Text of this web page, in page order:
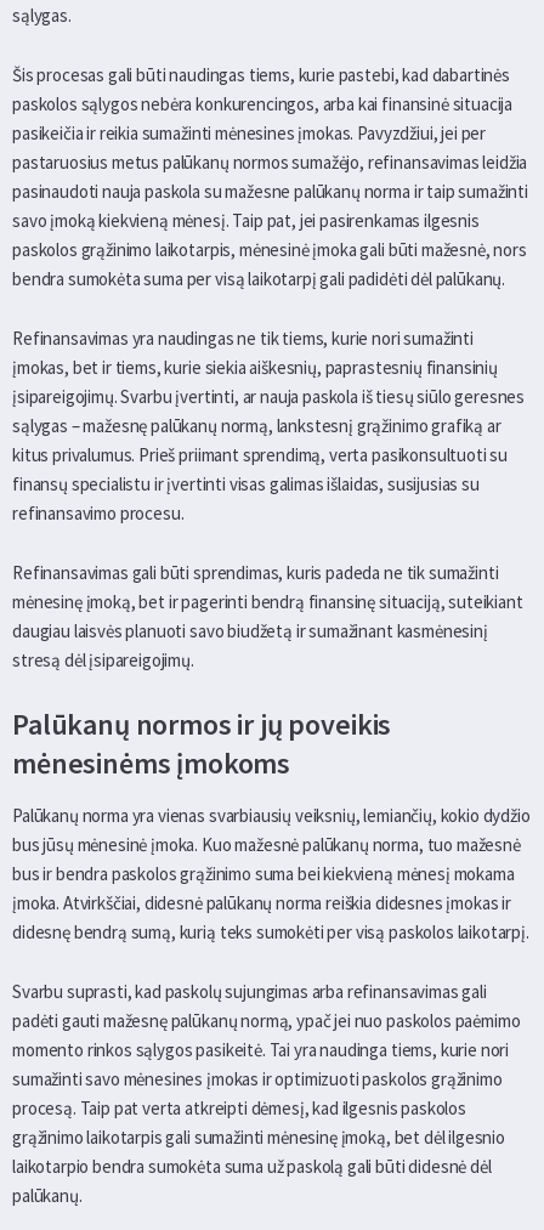
sąlygas.
Šis procesas gali būti naudingas tiems, kurie pastebi, kad dabartinės
paskolos sąlygos nebėra konkurencingos, arba kai finansinė situacija
pasikeičia ir reikia sumažinti mėnesines įmokas. Pavyzdžiui, jei per
pastaruosius metus palūkanų normos sumažėjo, refinansavimas leidžia
pasinaudoti nauja paskola su mažesne palūkanų norma ir taip sumažinti
savo įmoką kiekvieną mėnesį. Taip pat, jei pasirenkamas ilgesnis
paskolos grąžinimo laikotarpis, mėnesinė įmoka gali būti mažesnė, nors
bendra sumokėta suma per visą laikotarpį gali padidėti dėl palūkanų.
Refinansavimas yra naudingas ne tik tiems, kurie nori sumažinti
įmokas, bet ir tiems, kurie siekia aiškesnių, paprastesnių finansinių
įsipareigojimų. Svarbu įvertinti, ar nauja paskola iš tiesų siūlo geresnes
sąlygas – mažesnę palūkanų normą, lankstesnį grąžinimo grafiką ar
kitus privalumus. Prieš priimant sprendimą, verta pasikonsultuoti su
finansų specialistu ir įvertinti visas galimas išlaidas, susijusias su
refinansavimo procesu.
Refinansavimas gali būti sprendimas, kuris padeda ne tik sumažinti
mėnesinę įmoką, bet ir pagerinti bendrą finansinę situaciją, suteikiant
daugiau laisvės planuoti savo biudžetą ir sumažinant kasmėnesinį
stresą dėl įsipareigojimų.
Palūkanų normos ir jų poveikis
mėnesinėms įmokoms
Palūkanų norma yra vienas svarbiausių veiksnių, lemiančių, kokio dydžio
bus jūsų mėnesinė įmoka. Kuo mažesnė palūkanų norma, tuo mažesnė
bus ir bendra paskolos grąžinimo suma bei kiekvieną mėnesį mokama
įmoka. Atvirkščiai, didesnė palūkanų norma reiškia didesnes įmokas ir
didesnę bendrą sumą, kurią teks sumokėti per visą paskolos laikotarpį.
Svarbu suprasti, kad paskolų sujungimas arba refinansavimas gali
padėti gauti mažesnę palūkanų normą, ypač jei nuo paskolos paėmimo
momento rinkos sąlygos pasikeitė. Tai yra naudinga tiems, kurie nori
sumažinti savo mėnesines įmokas ir optimizuoti paskolos grąžinimo
procesą. Taip pat verta atkreipti dėmesį, kad ilgesnis paskolos
grąžinimo laikotarpis gali sumažinti mėnesinę įmoką, bet dėl ilgesnio
laikotarpio bendra sumokėta suma už paskolą gali būti didesnė dėl
palūkanų.